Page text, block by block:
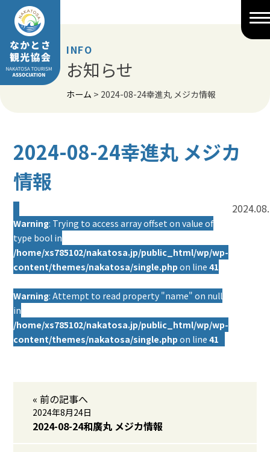
Skip
content
INFO
お知らせ
ホーム > 2024-08-24幸進丸 メジカ情報
2024-08-24幸進丸 メジカ
情報
Warning: Trying to access array offset on value of
type bool in
/home/xs785102/nakatosa.jp/public_html/wp/wp-
content/themes/nakatosa/single.php on line41
Warning: Attempt to read property "name" on null
in
/home/xs785102/nakatosa.jp/public_html/wp/wp-
content/themes/nakatosa/single.php on line41
« 前の記事へ
2024年8月24日
2024-08-24和廣丸 メジカ情報